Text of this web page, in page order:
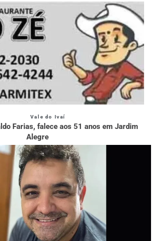
Vale do Ivaí
Farias, falece aos 51 anos em Jardim
Alegre